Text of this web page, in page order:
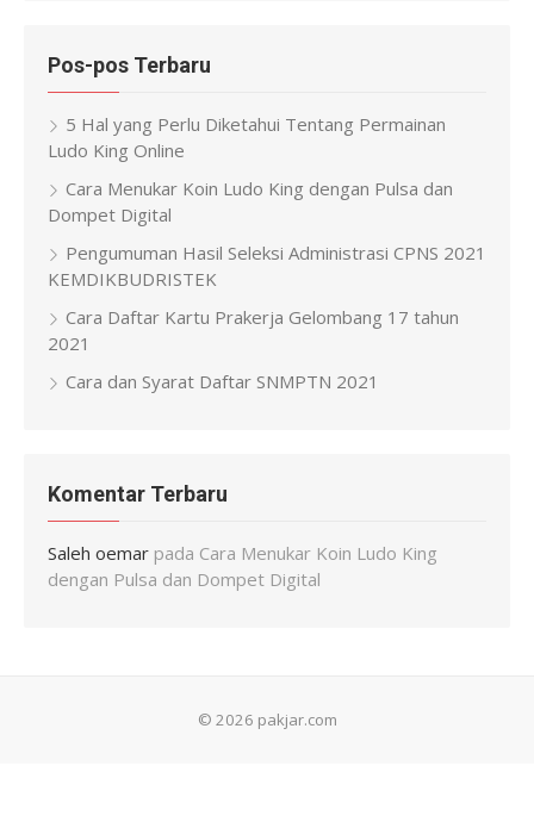
Pos-pos Terbaru
5 Hal yang Perlu Diketahui Tentang Permainan
Ludo King Online
Cara Menukar Koin Ludo King dengan Pulsa dan
Dompet Digital
Pengumuman Hasil Seleksi Administrasi CPNS 2021
KEMDIKBUDRISTEK
Cara Daftar Kartu Prakerja Gelombang 17 tahun
2021
Cara dan Syarat Daftar SNMPTN 2021
Komentar Terbaru
Saleh oemar pada Cara Menukar Koin Ludo King
dengan Pulsa dan Dompet Digital
© 2026 pakjar.com